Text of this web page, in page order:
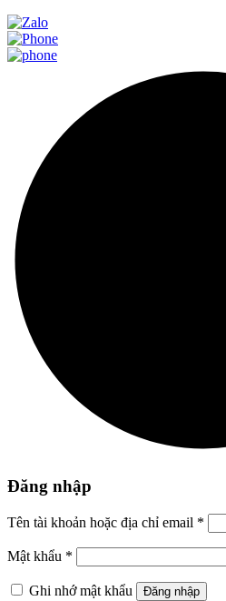
Đăng nhập
Tên tài khoản hoặc địa chỉ email *
Mật khẩu *
Ghi nhớ mật khẩu Đăng nhập